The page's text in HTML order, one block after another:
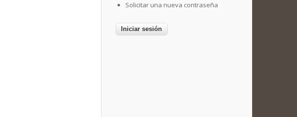
Solicitar una nueva contraseña